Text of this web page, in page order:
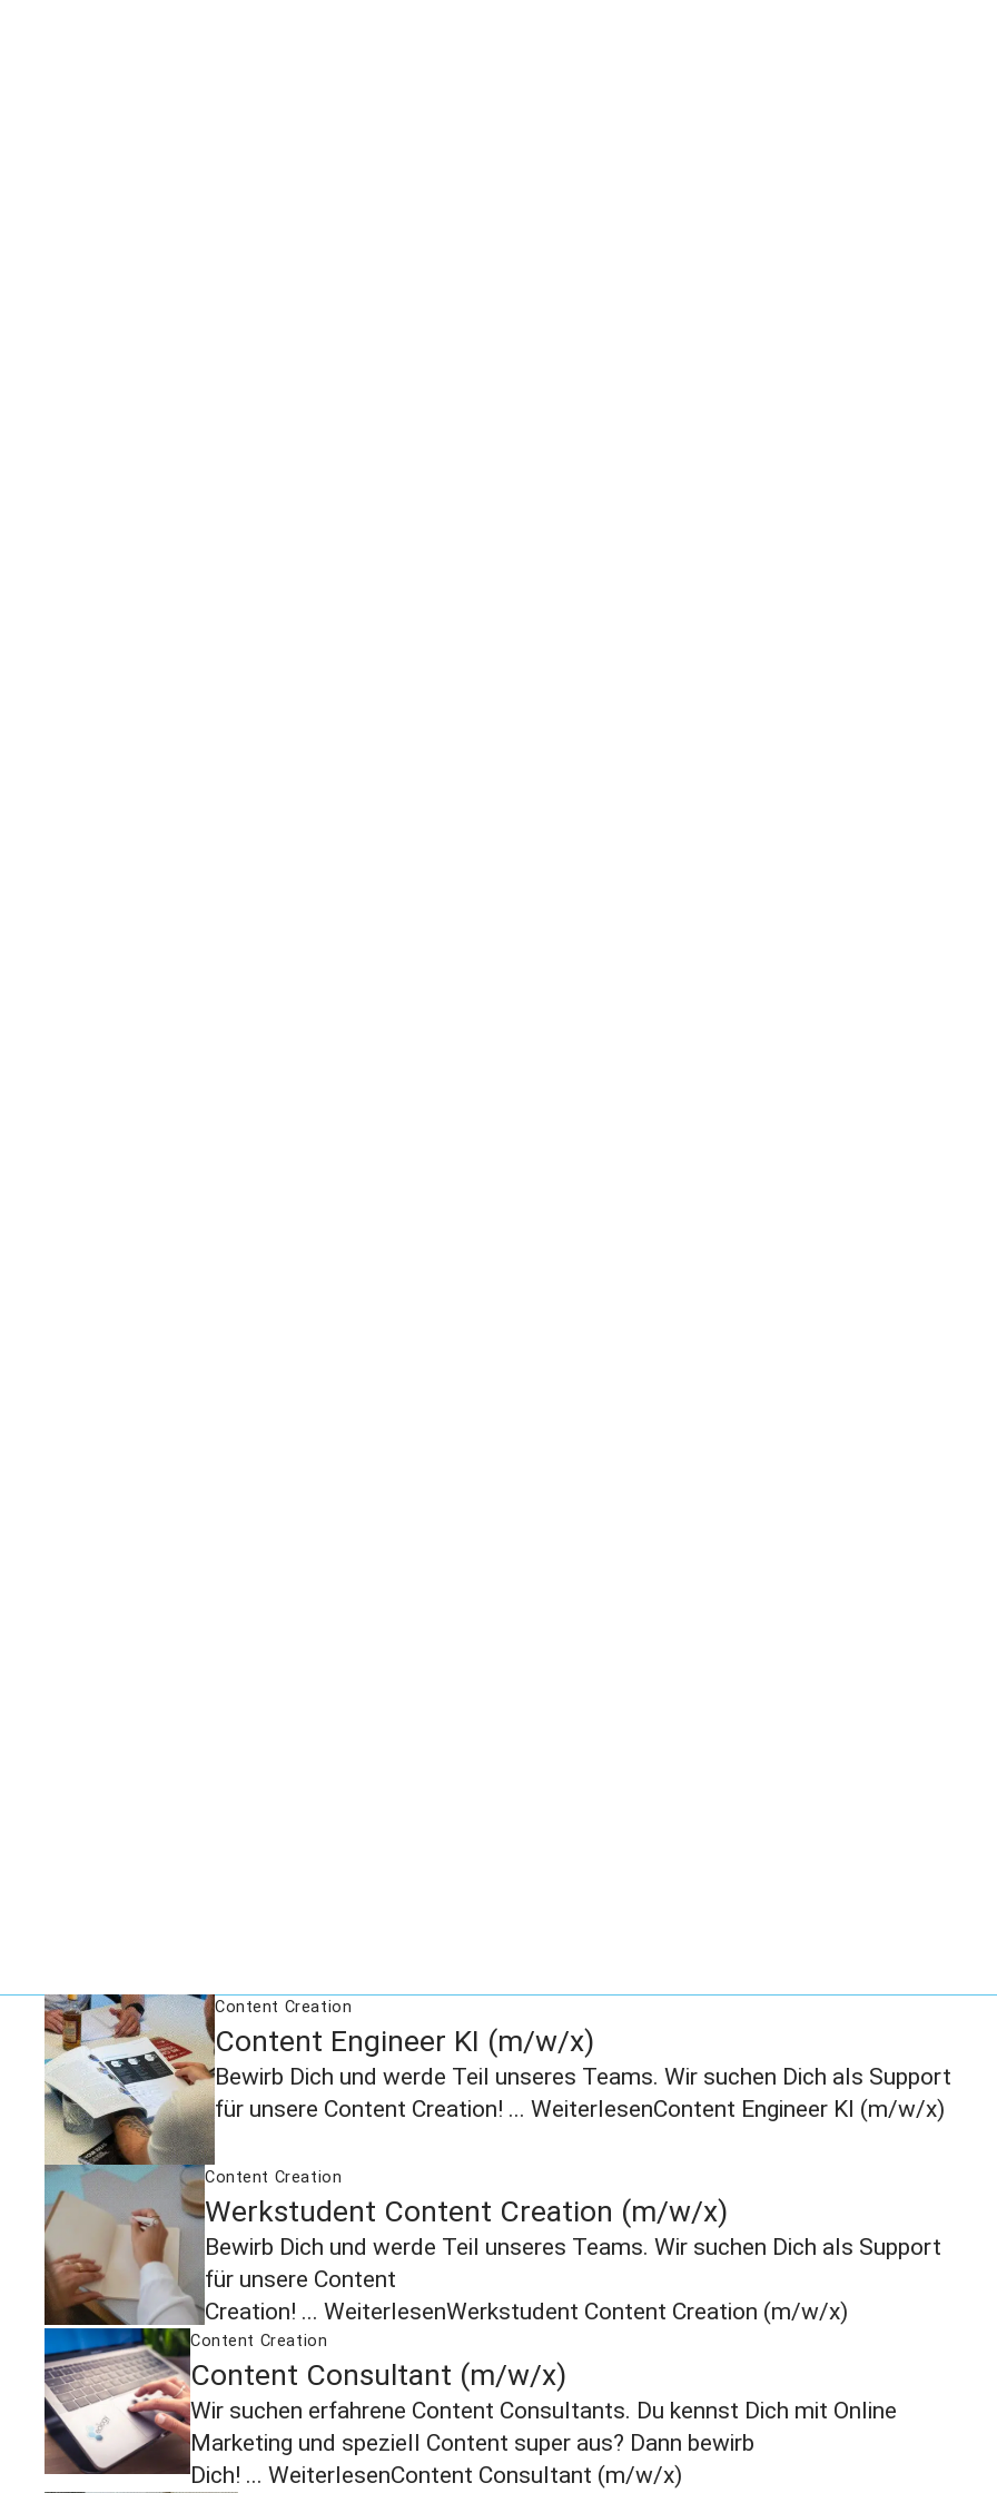
Content Creation
Content Engineer KI (m/w/x)
Bewirb Dich und werde Teil unseres Teams. Wir suchen Dich als Support
für unsere Content Creation! ... WeiterlesenContent Engineer KI (m/w/x)
Content Creation
Werkstudent Content Creation (m/w/x)
Bewirb Dich und werde Teil unseres Teams. Wir suchen Dich als Support
für unsere Content
Creation! ... WeiterlesenWerkstudent Content Creation (m/w/x)
Content Creation
Content Consultant (m/w/x)
Wir suchen erfahrene Content Consultants. Du kennst Dich mit Online
Marketing und speziell Content super aus? Dann bewirb
Dich! ... WeiterlesenContent Consultant (m/w/x)